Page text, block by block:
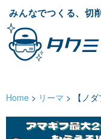
みんなでつくる、切
Home > リーマ > 【ノ